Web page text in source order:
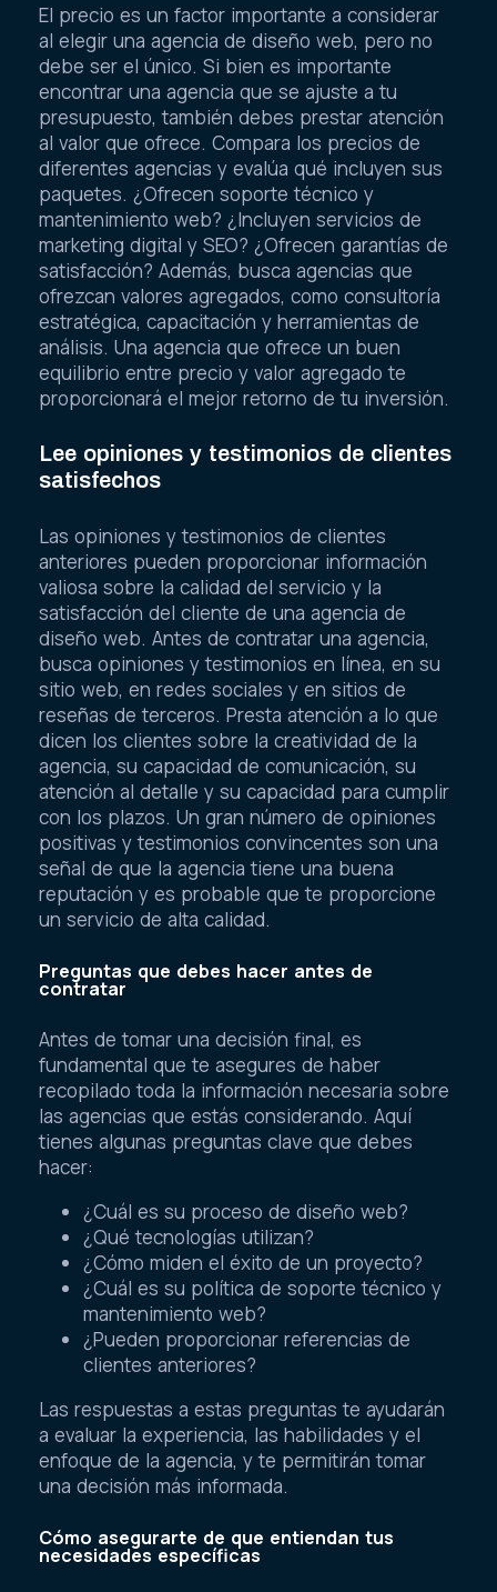
El precio es un factor importante a considerar
al elegir una agencia de diseño web, pero no
debe ser el único. Si bien es importante
encontrar una agencia que se ajuste a tu
presupuesto, también debes prestar atención
al valor que ofrece. Compara los precios de
diferentes agencias y evalúa qué incluyen sus
paquetes. ¿Ofrecen soporte técnico y
mantenimiento web? ¿Incluyen servicios de
marketing digital y SEO? ¿Ofrecen garantías de
satisfacción? Además, busca agencias que
ofrezcan valores agregados, como consultoría
estratégica, capacitación y herramientas de
análisis. Una agencia que ofrece un buen
equilibrio entre precio y valor agregado te
proporcionará el mejor retorno de tu inversión.
Lee opiniones y testimonios de clientes
satisfechos
Las opiniones y testimonios de clientes
anteriores pueden proporcionar información
valiosa sobre la calidad del servicio y la
satisfacción del cliente de una agencia de
diseño web. Antes de contratar una agencia,
busca opiniones y testimonios en línea, en su
sitio web, en redes sociales y en sitios de
reseñas de terceros. Presta atención a lo que
dicen los clientes sobre la creatividad de la
agencia, su capacidad de comunicación, su
atención al detalle y su capacidad para cumplir
con los plazos. Un gran número de opiniones
positivas y testimonios convincentes son una
señal de que la agencia tiene una buena
reputación y es probable que te proporcione
un servicio de alta calidad.
Preguntas que debes hacer antes de
contratar
Antes de tomar una decisión final, es
fundamental que te asegures de haber
recopilado toda la información necesaria sobre
las agencias que estás considerando. Aquí
tienes algunas preguntas clave que debes
hacer:
¿Cuál es su proceso de diseño web?
¿Qué tecnologías utilizan?
¿Cómo miden el éxito de un proyecto?
¿Cuál es su política de soporte técnico y
mantenimiento web?
¿Pueden proporcionar referencias de
clientes anteriores?
Las respuestas a estas preguntas te ayudarán
a evaluar la experiencia, las habilidades y el
enfoque de la agencia, y te permitirán tomar
una decisión más informada.
Cómo asegurarte de que entiendan tus
necesidades específicas